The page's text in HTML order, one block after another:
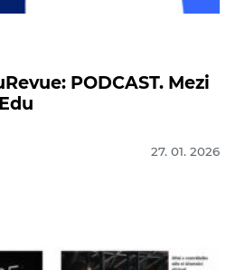
PODCAST. Mezi
27. 01. 2026